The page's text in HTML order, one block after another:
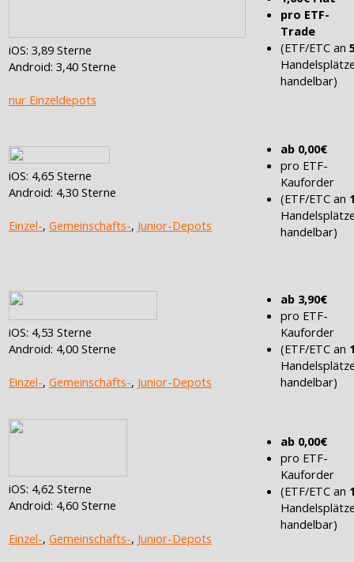
iOS: 3,89 Sterne
Android: 3,40 Sterne
nur Einzeldepots
pro ETF-
Trade
(ETF/ETC an
handelbar)
iOS: 4,65 Sterne
Android: 4,30 Sterne
Einzel-, Gemeinschafts-, Junior-Depots
ab 0,00€
pro ETF-
Kauforder
(ETF/ETC an
handelbar)
iOS: 4,53 Sterne
Android: 4,00 Sterne
Einzel-, Gemeinschafts-, Junior-Depots
ab 3,90€
pro ETF-
Kauforder
(ETF/ETC an
handelbar)
iOS: 4,62 Sterne
Android: 4,60 Sterne
Einzel-, Gemeinschafts-, Junior-Depots
ab 0,00€
pro ETF-
Kauforder
(ETF/ETC an
handelbar)